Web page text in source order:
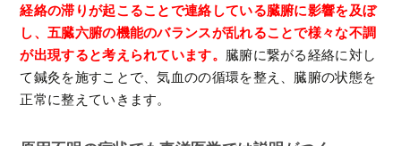
経絡の滞りが起こることで連絡している臓腑に影響を及ぼ
し、五臓六腑の機能のバランスが乱れることで様々な不調
が出現すると考えられています。 臓腑に繋がる経絡に対し
て鍼灸を施すことで、気血のの循環を整え、臓腑の状態を
正常に整えていきます。